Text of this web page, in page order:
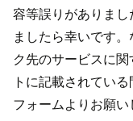
容等誤りがありま
ましたら幸いです。
ク先のサービスに
トに記載されてい
フォームよりお願い